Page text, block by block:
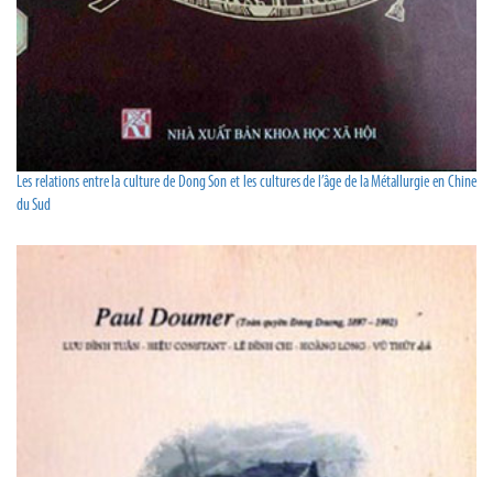
Les relations entre la culture de Dong Son et les cultures de l’âge de la Métallurgie en Chine
du Sud